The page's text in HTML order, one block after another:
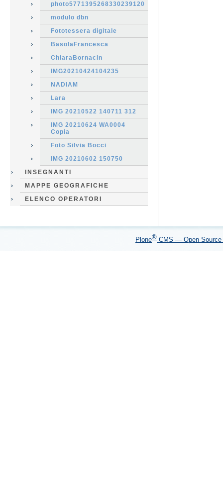
photo5771395268330239120
modulo dbn
Fototessera digitale
BasolaFrancesca
ChiaraBornacin
IMG20210424104235
NADIAM
Lara
IMG 20210522 140711 312
IMG 20210624 WA0004
Copia
Foto Silvia Bocci
IMG 20210602 150750
INSEGNANTI
MAPPE GEOGRAFICHE
ELENCO OPERATORI
Plone® CMS — Open Source